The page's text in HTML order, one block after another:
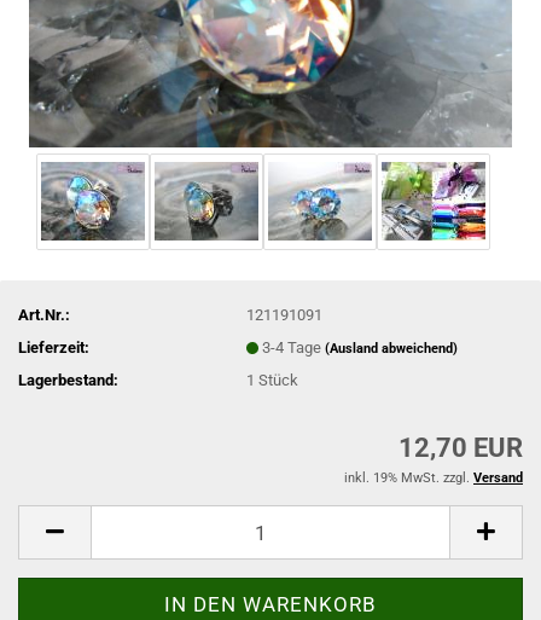
Art.Nr.:
121191091
Lieferzeit:
3-4 Tage(Ausland abweichend)
Lagerbestand: 1Stück
12,70 EUR
inkl. 19% MwSt. zzgl. Versand